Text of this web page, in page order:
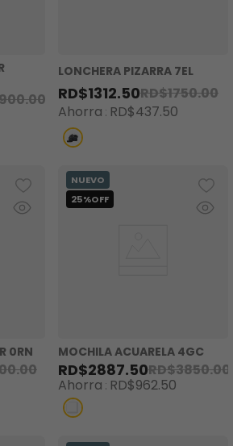
.00
LONCHERA PIZARRA 7EL
RD$1312.50RD$1750.00
Ahorra RD$437.50
0RN
.00
MOCHILA ACUARELA 4GC
RD$2887.50RD$3850.00
Ahorra RD$962.50